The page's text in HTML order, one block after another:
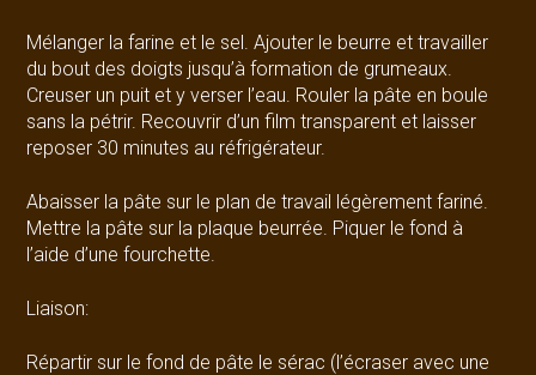
Mélanger la farine et le sel. Ajouter le beurre et travailler
du bout des doigts jusqu’à formation de grumeaux.
Creuser un puit et y verser l’eau. Rouler la pâte en boule
sans la pétrir. Recouvrir d’un film transparent et laisser
reposer 30 minutes au réfrigérateur.
Abaisser la pâte sur le plan de travail légèrement fariné.
Mettre la pâte sur la plaque beurrée. Piquer le fond à
l’aide d’une fourchette.
Liaison:
Répartir sur le fond de pâte le sérac (l’écraser avec une